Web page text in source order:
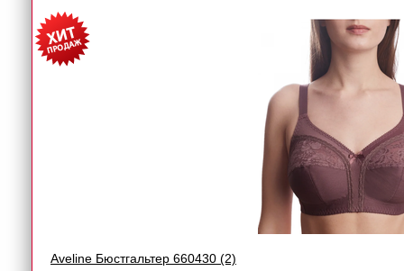
Aveline Бюстгальтер 660430 (2)